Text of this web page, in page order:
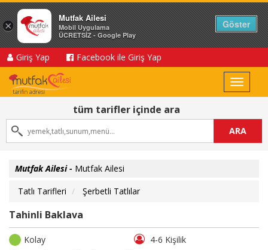
Giriş Yap Facebook ile Giriş Yap
Toggle
tüm tarifler içinde ara
ARA
Mutfak Ailesi - Mutfak Ailesi
Tatlı Tarifleri
Şerbetli Tatlılar
Tahinli Baklava
Kolay
4-6 Kişilik
×
Mutfak Ailesi
Mobil Uygulama
ÜCRETSİZ - Google Play
Göster